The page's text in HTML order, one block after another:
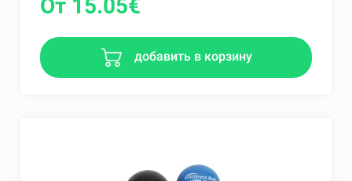
От 15.05€
добавить в корзину